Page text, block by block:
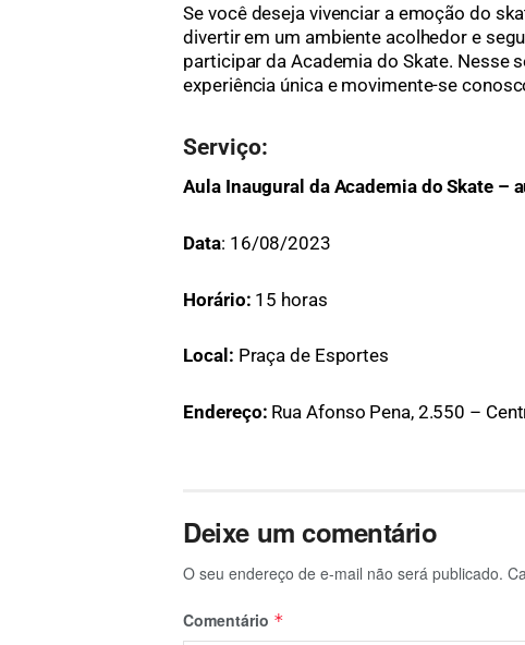
Se você deseja vivenciar a emoção do
divertir em um ambiente acolhedor e
participar da Academia do Skate. Nesse
experiência única e movimente-se
Serviço:
Aula Inaugural da Academia do Skate –
Data: 16/08/2023
Horário: 15 horas
Local: Praça de Esportes
Endereço: Rua Afonso Pena, 2.550 –
Deixe um comentário
O seu endereço de e-mail não será publicado.
Comentário *